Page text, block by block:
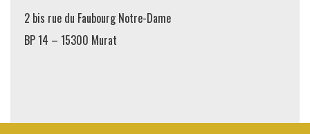
2 bis rue du Faubourg Notre-Dame
BP 14 – 15300 Murat